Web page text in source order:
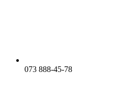
073 888-45-78